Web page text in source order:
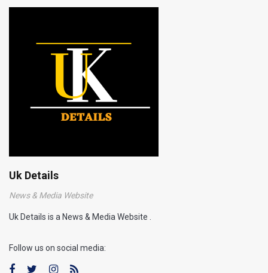
Uk Details
News & Media Website
Uk Details is a News & Media Website .
Follow us on social media: